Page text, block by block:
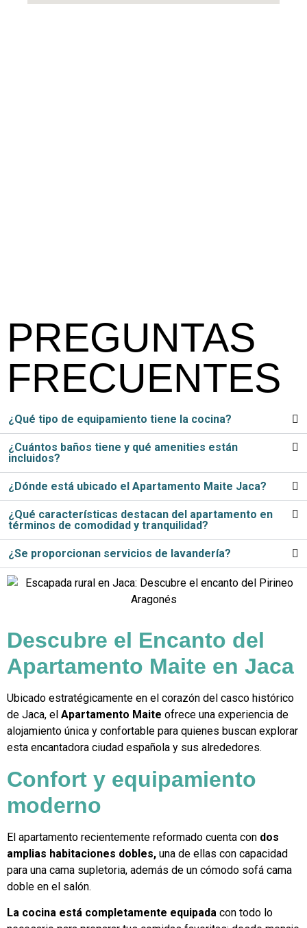
PREGUNTAS
FRECUENTES
¿Qué tipo de equipamiento tiene la cocina?
¿Cuántos baños tiene y qué amenities están
incluidos?
¿Dónde está ubicado el Apartamento Maite Jaca?
¿Qué características destacan del apartamento en
términos de comodidad y tranquilidad?
¿Se proporcionan servicios de lavandería?
Descubre el Encanto del
Apartamento Maite en Jaca
Ubicado estratégicamente en el corazón del casco histórico
de Jaca, el Apartamento Maite ofrece una experiencia de
alojamiento única y confortable para quienes buscan explorar
esta encantadora ciudad española y sus alrededores.
Confort y equipamiento
moderno
El apartamento recientemente reformado cuenta con dos
amplias habitaciones dobles, una de ellas con capacidad
para una cama supletoria, además de un cómodo sofá cama
doble en el salón.
La cocina está completamente equipada con todo lo